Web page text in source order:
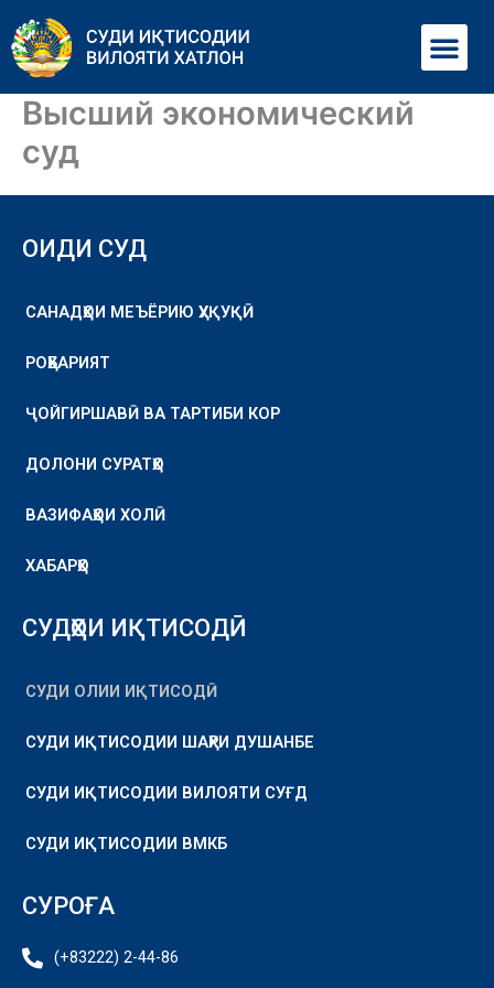
содержимому
Высший экономический
суд
ОИДИ СУД
САНАДҲОИ МЕЪЁРИЮ ҲУҚУҚӢ
РОҲБАРИЯТ
ҶОЙГИРШАВӢ ВА ТАРТИБИ КОР
ДОЛОНИ СУРАТҲО
ВАЗИФАҲОИ ХОЛӢ
ХАБАРҲО
СУДҲОИ ИҚТИСОДӢ
СУДИ ОЛИИ ИҚТИСОДӢ
СУДИ ИҚТИСОДИИ ШАҲРИ ДУШАНБЕ
СУДИ ИҚТИСОДИИ ВИЛОЯТИ СУҒД
СУДИ ИҚТИСОДИИ ВМКБ
СУРОҒА
(+83222) 2-44-86